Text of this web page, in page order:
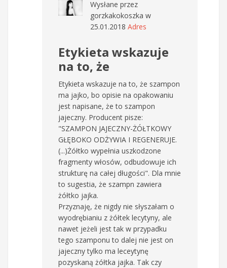
Wysłane przez
gorzkakokoszka w
25.01.2018 Adres
Etykieta wskazuje
na to, że
Etykieta wskazuje na to, że szampon
ma jajko, bo opisie na opakowaniu
jest napisane, że to szampon
jajeczny. Producent pisze:
"SZAMPON JAJECZNY-ŻÓŁTKOWY
GŁĘBOKO ODŻYWIA I REGENERUJE.
(...)Żółtko wypełnia uszkodzone
fragmenty włosów, odbudowuje ich
strukturę na całej długości". Dla mnie
to sugestia, że szampn zawiera
żółtko jajka.
Przyznaję, że nigdy nie słyszałam o
wyodrębianiu z żółtek lecytyny, ale
nawet jeżeli jest tak w przypadku
tego szamponu to dalej nie jest on
jajeczny tylko ma leceytynę
pozyskaną żółtka jajka. Tak czy